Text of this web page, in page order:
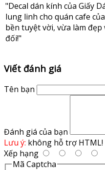
"Decal dán kính của Giấy
lung linh cho quán cafe
bền tuyệt vời, vừa làm
đối!"
Viết đánh giá
Tên bạn
Đánh giá của bạn
Lưu ý: không hỗ trợ HTML!
Xếp hạng
Mã Captcha